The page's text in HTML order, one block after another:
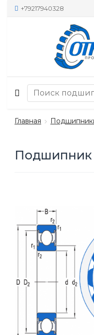
+79217940328
Главная
Подшипник